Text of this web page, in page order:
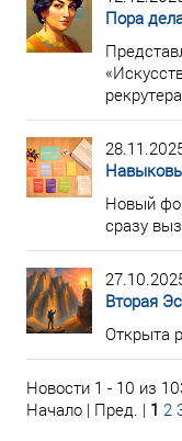
Пора
Новый
сразу
Вторая
Открыта
Новости 1 - 10 из
Начало | Пред. | 1 2